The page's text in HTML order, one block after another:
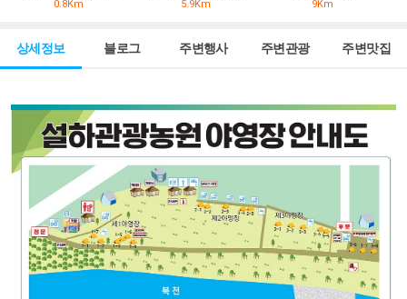
0.8Km 5.9Km 9Km
상세정보 블로그 주변행사 주변관광 주변맛집